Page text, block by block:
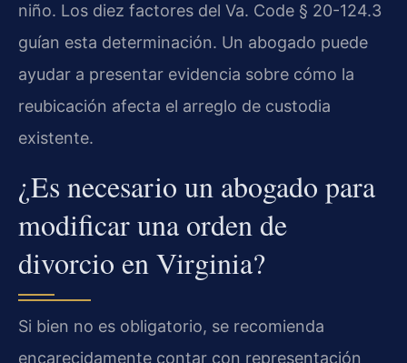
niño. Los diez factores del Va. Code § 20-124.3
guían esta determinación. Un abogado puede
ayudar a presentar evidencia sobre cómo la
reubicación afecta el arreglo de custodia
existente.
¿Es necesario un abogado para
modificar una orden de
divorcio en Virginia?
Si bien no es obligatorio, se recomienda
encarecidamente contar con representación